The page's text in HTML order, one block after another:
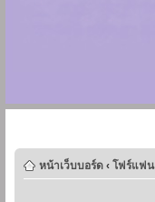
หน้าเว็บบอร์ด ‹ โฟร์แฟน